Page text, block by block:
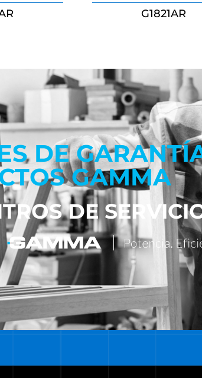
G1821AR
DE
GAMMA
DE